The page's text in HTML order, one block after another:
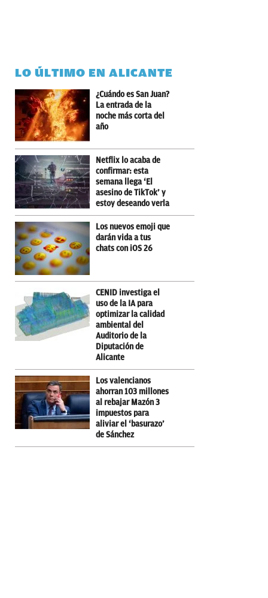
LO ÚLTIMO EN ALICANTE
¿Cuándo es San Juan?
La entrada de la
noche más corta del
año
Netflix lo acaba de
confirmar: esta
semana llega ‘El
asesino de TikTok’ y
estoy deseando verla
Los nuevos emoji que
darán vida a tus
chats con iOS 26
CENID investiga el
uso de la IA para
optimizar la calidad
ambiental del
Auditorio de la
Diputación de
Alicante
Los valencianos
ahorran 103 millones
al rebajar Mazón 3
impuestos para
aliviar el ‘basurazo’
de Sánchez